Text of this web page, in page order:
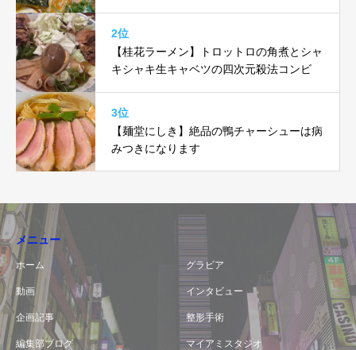
2位
【桂花ラーメン】トロットロの角煮とシャ
キシャキ生キャベツの四次元殺法コンビ
3位
【麺堂にしき】絶品の鴨チャーシューは病
みつきになります
メニュー
ホーム グラビア
動画 インタビュー
企画記事 整形手術
編集部ブログ マイアミスタジオ